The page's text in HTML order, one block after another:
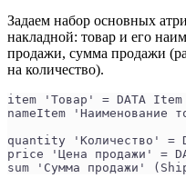
Задаем набор основных
накладной: товар и его
продажи, сумма продажи
на количество).
item 'Товар' = DATA
nameItem
quantity 'Количество' =
price 'Цена продажи' =
sum 'Сумма продажи'